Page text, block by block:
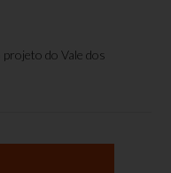
do Vale dos